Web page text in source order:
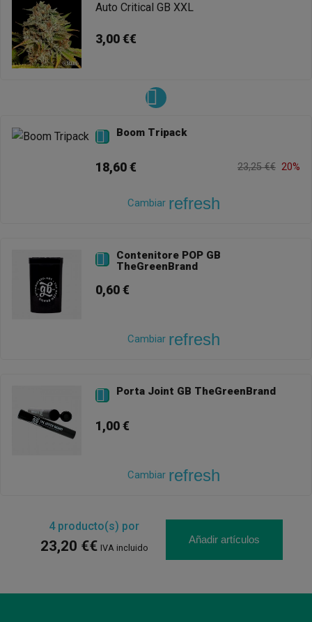
Auto Critical GB XXL
3,00 €€
 Boom Tripack
18,60 € 23,25 €€ 20%
Cambiar refresh

Contenitore POP GB
TheGreenBrand
0,60 €
Cambiar refresh
 Porta Joint GB TheGreenBrand
1,00 €
Cambiar refresh
4producto(s) por
23,20 €€ IVA incluido
Añadir artículos